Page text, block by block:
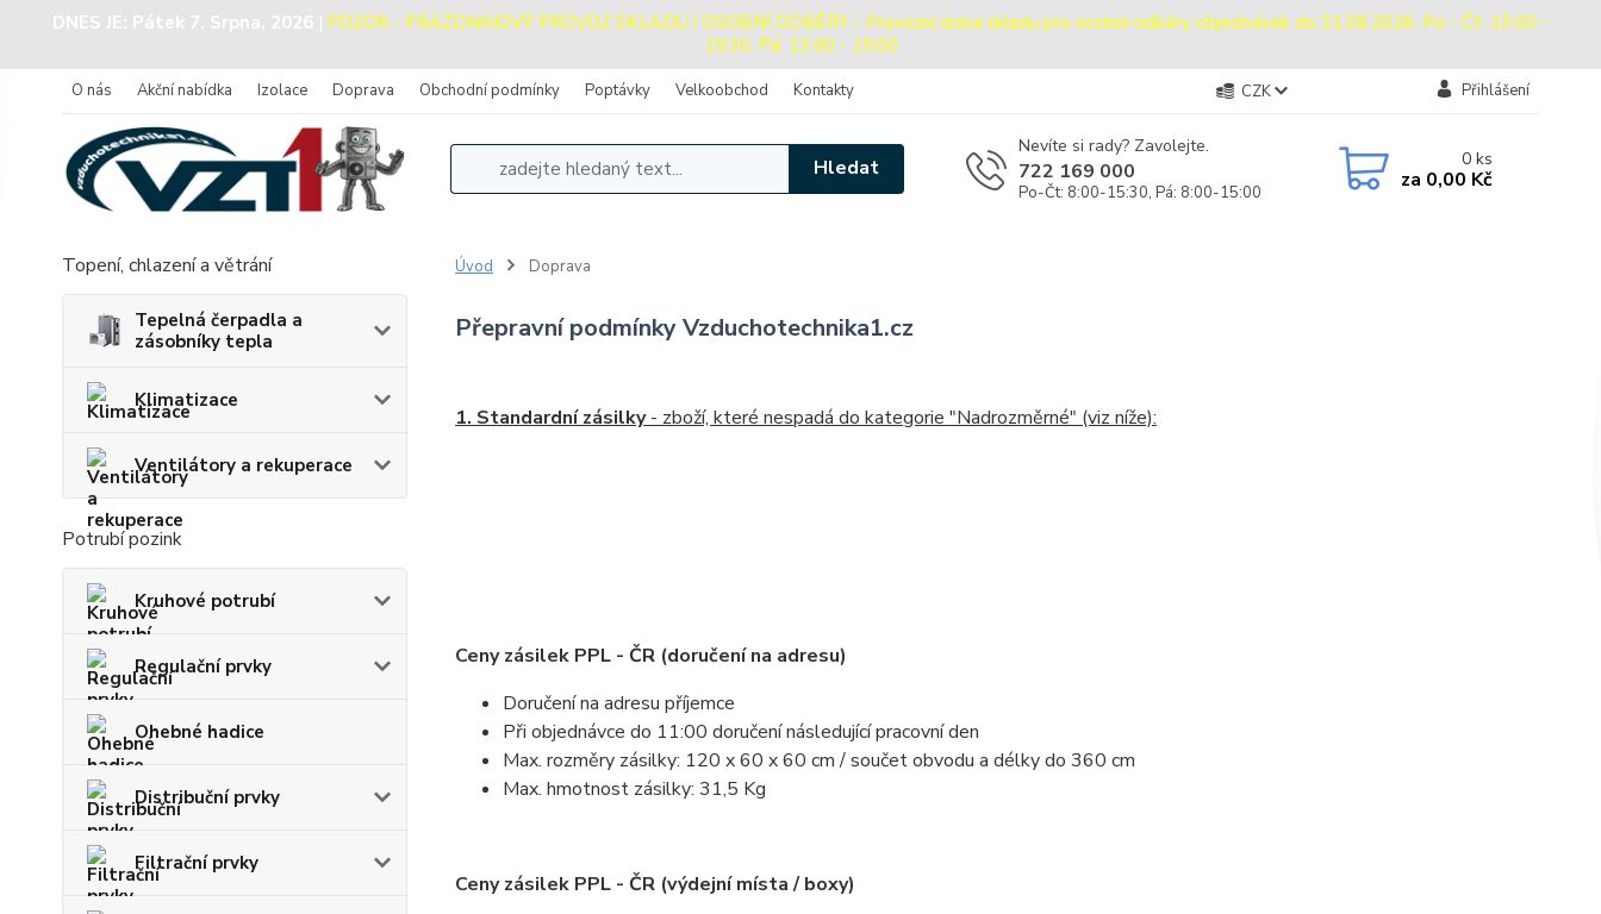
DNES JE: Pátek 7. Srpna, 2026 | POZOR - PRÁZDNINOVÝ PROVOZ SKLADU / OSOBNÍ ODBĚRY - Provozní doba skladu pro osobní odběry objednávek do 31.08.2026: Po - Čt: 13:00 -
15:30, Pá: 13:00 - 15:00
O nás Akční nabídka Izolace Doprava Obchodní podmínky Poptávky Velkoobchod Kontakty CZK Přihlášení
Hledat
Nevíte si rady? Zavolejte.
722 169 000
Po-Čt: 8:00-15:30, Pá: 8:00-15:00
0ks
za 0,00 Kč
Topení, chlazení a větrání
Tepelná čerpadla a
zásobníky tepla
Klimatizace
Ventilátory a rekuperace
Potrubí pozink
Kruhové potrubí
Regulační prvky
Ohebné hadice
Distribuční prvky
Filtrační prvky
Úvod Doprava
Přepravní podmínky Vzduchotechnika1.cz
1. Standardní zásilky- zboží, které nespadá do kategorie "Nadrozměrné" (viz níže):
Ceny zásilek PPL - ČR (doručení na adresu)
Doručení na adresu příjemce
Při objednávce do 11:00 doručení následující pracovní den
Max. rozměry zásilky: 120 x 60 x 60 cm / součet obvodu a délky do 360 cm
Max. hmotnost zásilky: 31,5 Kg
Ceny zásilek PPL - ČR (výdejní místa / boxy)